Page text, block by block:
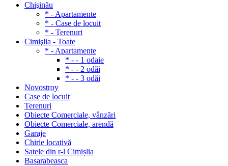
Chişinău
* - Apartamente
* - Case de locuit
* - Terenuri
Cimişlia - Toate
* - Apartamente
* - - 1 odaie
* - - 2 odăi
* - - 3 odăi
Novostroy
Case de locuit
Terenuri
Obiecte Comerciale, vânzări
Obiecte Comerciale, arendă
Garaje
Chirie locativă
Satele din r-l Cimișlia
Basarabeasca